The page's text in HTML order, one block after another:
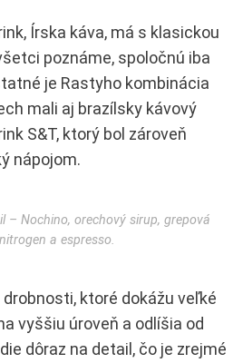
Írska káva, má s klasickou
poznáme, spoločnú iba
je Rastyho kombinácia
mali aj brazílsky kávový
S&T, ktorý bol zároveň
nápojom.
– Nochino, orechový sirup, grepová
a espresso.
ktoré dokážu veľké
vyššiu úroveň a odlíšia od
dôraz na detail, čo je zrejmé